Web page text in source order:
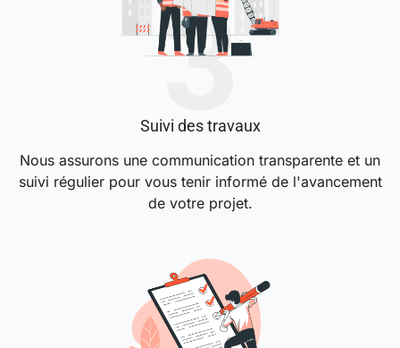
Suivi des travaux
Nous assurons une communication transparente et un
suivi régulier pour vous tenir informé de l'avancement
de votre projet.